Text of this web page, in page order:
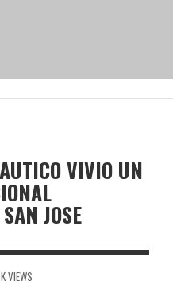
VIVIO UN
JOSE
VIEWS